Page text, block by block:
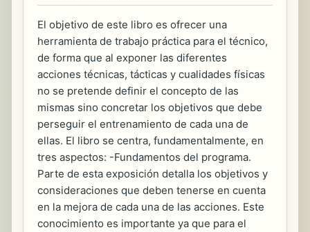
El objetivo de este libro es ofrecer una
herramienta de trabajo práctica para el técnico,
de forma que al exponer las diferentes
acciones técnicas, tácticas y cualidades físicas
no se pretende definir el concepto de las
mismas sino concretar los objetivos que debe
perseguir el entrenamiento de cada una de
ellas. El libro se centra, fundamentalmente, en
tres aspectos: -Fundamentos del programa.
Parte de esta exposición detalla los objetivos y
consideraciones que deben tenerse en cuenta
en la mejora de cada una de las acciones. Este
conocimiento es importante ya que para el